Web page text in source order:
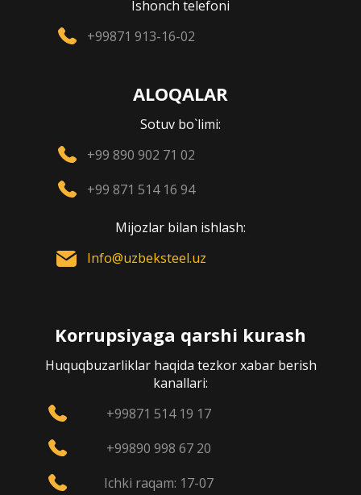
Ishonch telefoni
+99871 913-16-02
ALOQALAR
Sotuv bo`limi:
+99 890 902 71 02
+99 871 514 16 94
Mijozlar bilan ishlash:
Info@uzbeksteel.uz
Korrupsiyaga qarshi kurash
Huquqbuzarliklar haqida tezkor xabar berish
kanallari:
+99871 514 19 17
+99890 998 67 20
Ichki raqam: 17-07